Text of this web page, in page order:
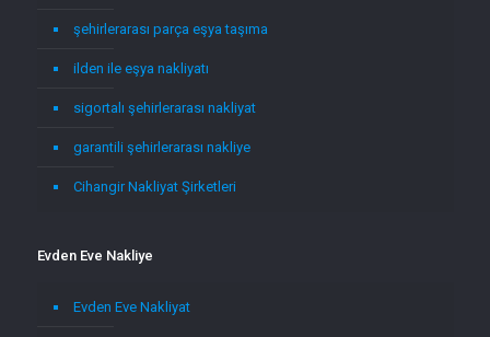
şehirlerarası parça eşya taşıma
ilden ile eşya nakliyatı
sigortalı şehirlerarası nakliyat
garantili şehirlerarası nakliye
Cihangir Nakliyat Şirketleri
Evden Eve Nakliye
Evden Eve Nakliyat